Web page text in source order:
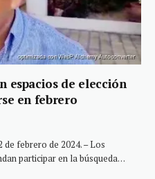
espacios de elección
en febrero
febrero de 2024. – Los
participar en la búsqueda…